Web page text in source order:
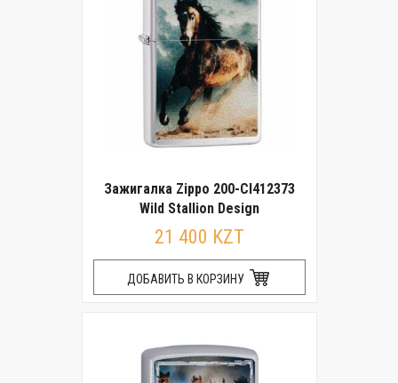
Зажигалка Zippo 200-CI412373
Wild Stallion Design
21 400 KZT
ДОБАВИТЬ В КОРЗИНУ